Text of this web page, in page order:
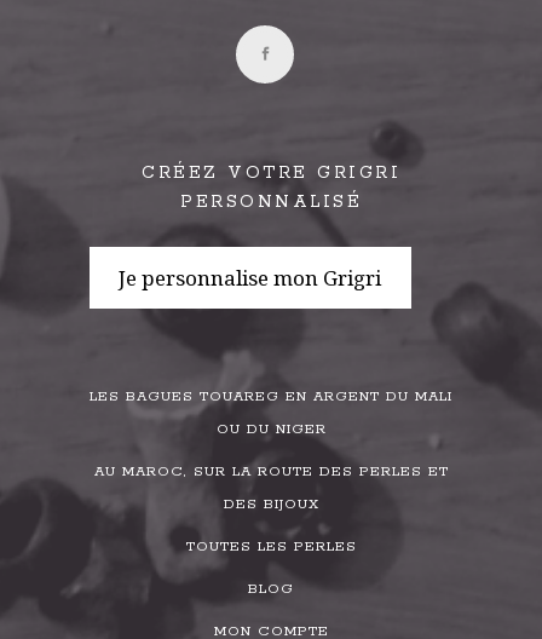
CRÉEZ VOTRE GRIGRI
PERSONNALISÉ
Je personnalise mon Grigri
LES BAGUES TOUAREG EN ARGENT DU MALI
OU DU NIGER
AU MAROC, SUR LA ROUTE DES PERLES ET
DES BIJOUX
TOUTES LES PERLES
BLOG
MON COMPTE